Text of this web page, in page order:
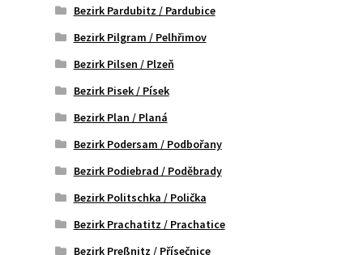
Bezirk Pardubitz / Pardubice
Bezirk Pilgram / Pelhřimov
Bezirk Pilsen / Plzeň
Bezirk Pisek / Písek
Bezirk Plan / Planá
Bezirk Podersam / Podbořany
Bezirk Podiebrad / Poděbrady
Bezirk Politschka / Polička
Bezirk Prachatitz / Prachatice
Bezirk Preßnitz / Přísečnice